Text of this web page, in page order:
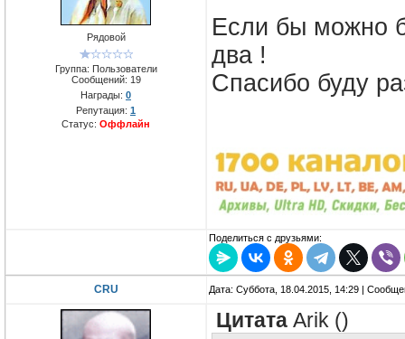
Рядовой
Группа: Пользователи
Сообщений: 19
Награды: 0
Репутация: 1
Статус: Оффлайн
Если бы можно
два !
Спасибо буду
Поделиться с друзьями:
CRU Дата: Суббота, 18.04.2015, 14:29 |
Цитата Arik ()